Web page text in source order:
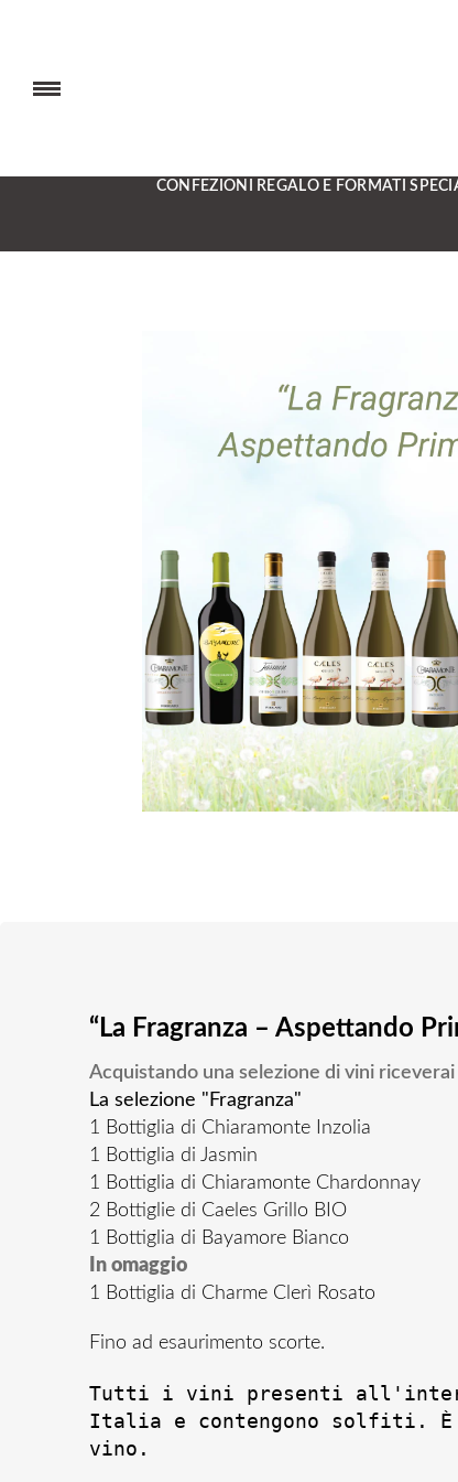
CONFEZIONI REGALO E FORMATI
“La Fragranza – Aspettando
Acquistando una selezione di vini
La selezione "Fragranza"
1 Bottiglia di Chiaramonte Inzolia
1 Bottiglia di Jasmin
1 Bottiglia di Chiaramonte Chardonnay
2 Bottiglie di Caeles Grillo BIO
1 Bottiglia di Bayamore Bianco
In omaggio
1 Bottiglia di Charme Clerì Rosato
Fino ad esaurimento scorte.
Tutti i vini presenti
Italia e contengono solfiti.
vino.